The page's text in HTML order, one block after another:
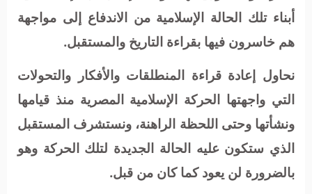
أبناء تلك الحالة الإسلامية من الاندفاع إلى مواجهة
هم خاسرون فيها بقراءة التاريخ والمستقبل.
نحاول إعادة قراءة المنطلقات والأفكار والتحولات
التي واجهتها الحركة الإسلامية المصرية منذ قيامها
ونشأتها وحتى اللحظة الراهنة، ونستشرف المستقبل
الذي ستكون عليه الحالة الجديدة لتلك الحركة وهو
بالضرورة لن يعود كما كان من قبل.